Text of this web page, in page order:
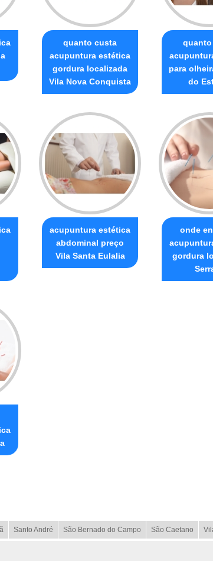
quanto custa
acupuntura estética
gordura localizada
Vila Nova Conquista
para
do
acupuntura estética
abdominal preço
Vila Santa Eulalia
onde
gordura
Santo André São Bernado do Campo São Caetano